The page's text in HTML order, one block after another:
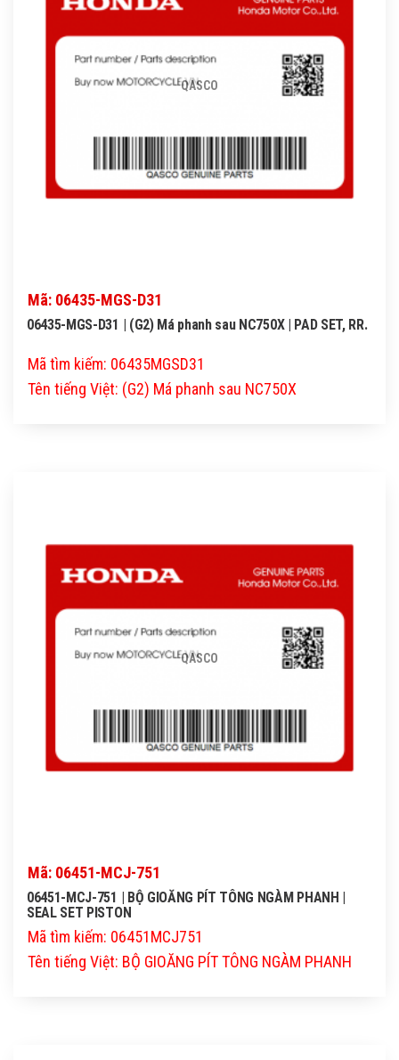
QASCO
Mã: 06435-MGS-D31
06435-MGS-D31 | (G2) Má phanh sau NC750X | PAD SET, RR.
Mã tìm kiếm: 06435MGSD31
Tên tiếng Việt: (G2) Má phanh sau NC750X
QASCO
Mã: 06451-MCJ-751
06451-MCJ-751 | BỘ GIOĂNG PÍT TÔNG NGÀM PHANH |
SEAL SET PISTON
Mã tìm kiếm: 06451MCJ751
Tên tiếng Việt: BỘ GIOĂNG PÍT TÔNG NGÀM PHANH